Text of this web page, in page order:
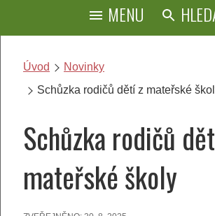
MENU
Úvod
Novinky
Schůzka rodičů dětí z mateřské
Schůzka rodičů
mateřské školy